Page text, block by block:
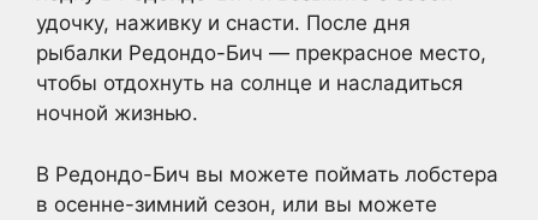
удочку, наживку и снасти. После дня
рыбалки Редондо-Бич — прекрасное место,
чтобы отдохнуть на солнце и насладиться
ночной жизнью.
В Редондо-Бич вы можете поймать лобстера
в осенне-зимний сезон, или вы можете